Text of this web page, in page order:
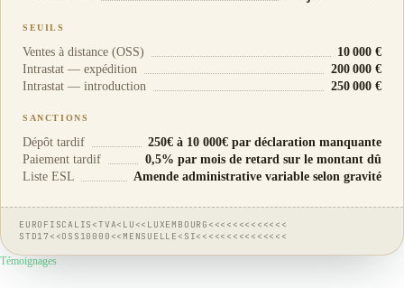
SEUILS
Ventes à distance (OSS)
10 000 €
Intrastat — expédition
200 000 €
Intrastat — introduction
250 000 €
SANCTIONS
Dépôt tardif
250€ à 10 000€ par déclaration manquante
Paiement tardif
0,5% par mois de retard sur le montant dû
Liste ESL
Amende administrative variable selon gravité
EUROFISCALIS<TVA<LU<<LUXEMBOURG<<<<<<<<<<<<<
STD17<<OSS10000<<MENSUELLE<SI<<<<<<<<<<<<<<<
Témoignages